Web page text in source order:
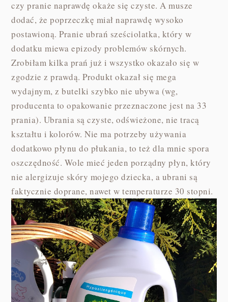
czy pranie naprawdę okaże się czyste. A musze
dodać, że poprzeczkę miał naprawdę wysoko
postawioną. Pranie ubrań sześciolatka, który w
dodatku miewa epizody problemów skórnych.
Zrobiłam kilka prań już i wszystko okazało się w
zgodzie z prawdą. Produkt okazał się mega
wydajnym, z butelki szybko nie ubywa (wg,
producenta to opakowanie przeznaczone jest na 33
prania). Ubrania są czyste, odświeżone, nie tracą
kształtu i kolorów. Nie ma potrzeby używania
dodatkowo płynu do płukania, to też dla mnie spora
oszczędność. Wole mieć jeden porządny płyn, który
nie alergizuje skóry mojego dziecka, a ubrani są
faktycznie doprane, nawet w temperaturze 30 stopni.